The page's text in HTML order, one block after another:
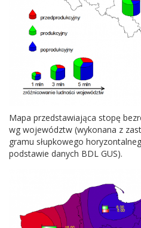
Mapa przed­staw­ia­jąca stopę
wg wojew­ództw (wyko­nana z
gramu słup­kowego
pod­stawie danych BDL GUS).